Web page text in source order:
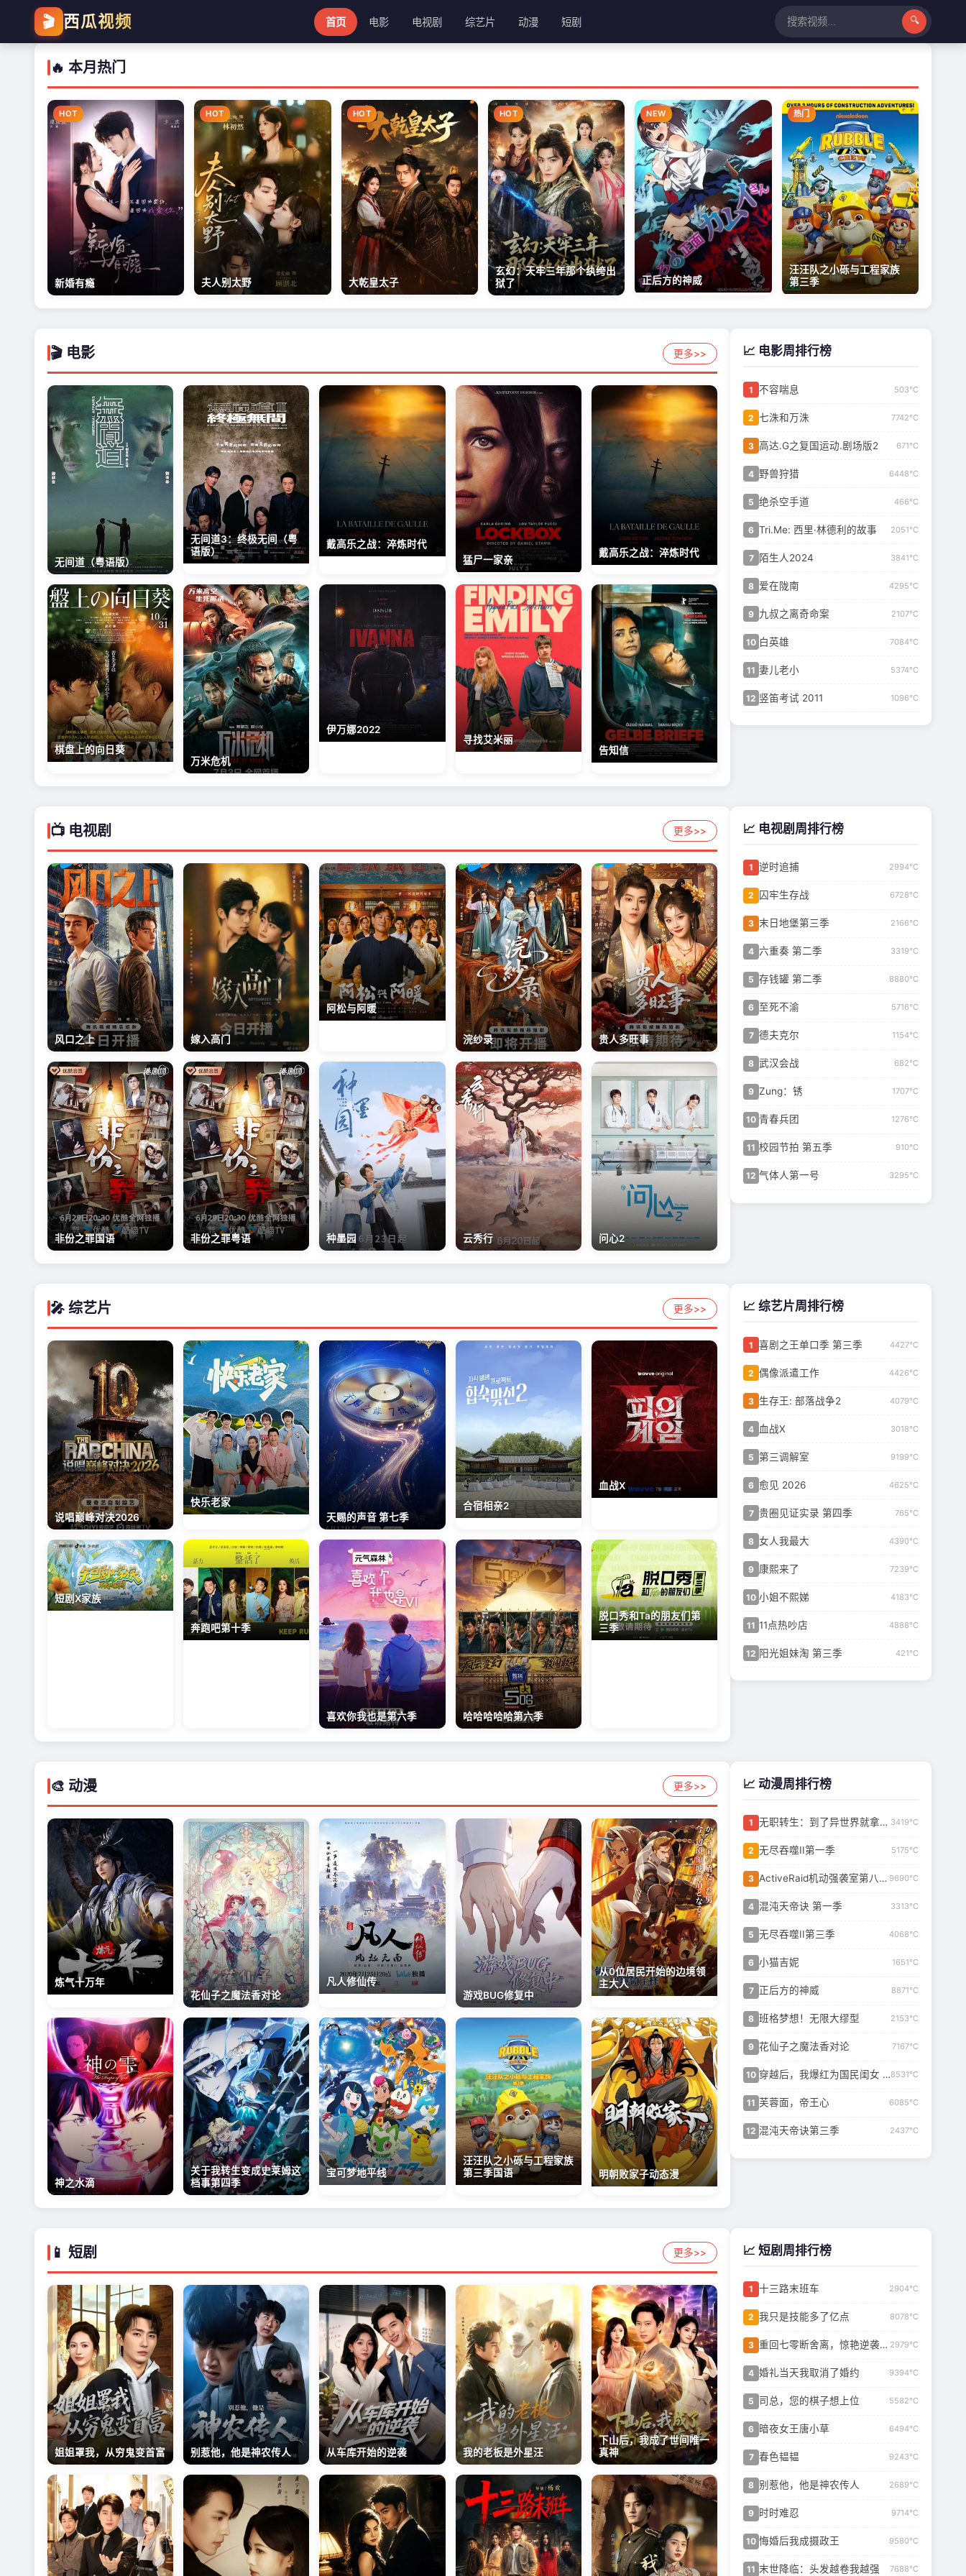
🎬 西瓜视频 首页 电影 电视剧 综艺片 动漫 短剧
🔥 本月热门
HOT
新婚有瘾
HOT
夫人别太野
HOT
大乾皇太子
HOT
玄幻：天牢三年那个纨绔出
狱了
NEW
正后方的神威
热门
汪汪队之小砾与工程家族
第三季
🎬 电影 更多>>
无间道（粤语版）
无间道3：终极无间（粤
语版）
戴高乐之战：淬炼时代
猛尸一家亲
戴高乐之战：淬炼时代
棋盘上的向日葵
万米危机
伊万娜2022
寻找艾米丽
告知信
📈 电影周排行榜
1 不容喘息 503℃
2 七洙和万洙 7742℃
3 高达.G之复国运动.剧场版2 671℃
4 野兽狩猎 6448℃
5 绝杀空手道 466℃
6 Tri.Me: 西里·林德利的故事 2051℃
7 陌生人2024 3841℃
8 爱在陇南 4295℃
9 九叔之离奇命案 2107℃
10 白英雄 7084℃
11 妻儿老小 5374℃
12 竖笛考试 2011 1096℃
📺 电视剧 更多>>
风口之上 嫁入高门
阿松与阿暖
浣纱录 贵人多旺事
非份之罪国语 非份之罪粤语 种墨园 云秀行 问心2
📈 电视剧周排行榜
1 逆时追捕 2994℃
2 囚牢生存战 6728℃
3 末日地堡第三季 2166℃
4 六重奏 第二季 3319℃
5 存钱罐 第二季 8880℃
6 至死不渝 5716℃
7 德夫克尔 1154℃
8 武汉会战 682℃
9 Zung：锈 1707℃
10 青春兵团 1276℃
11 校园节拍 第五季 910℃
12 气体人第一号 3295℃
🎤 综艺片 更多>>
说唱巅峰对决2026
快乐老家
天赐的声音 第七季
合宿相亲2
血战X
短剧X家族
奔跑吧第十季
喜欢你我也是第六季 哈哈哈哈哈第六季
脱口秀和Ta的朋友们第
三季
📈 综艺片周排行榜
1 喜剧之王单口季 第三季 4427℃
2 偶像派遣工作 4426℃
3 生存王: 部落战争2 4079℃
4 血战X 3018℃
5 第三调解室 9199℃
6 愈见 2026 4625℃
7 贵圈见证实录 第四季 765℃
8 女人我最大 4390℃
9 康熙来了 7239℃
10 小姐不熙娣 4183℃
11 11点热吵店 4888℃
12 阳光姐妹淘 第三季 421℃
🎨 动漫 更多>>
炼气十万年
花仙子之魔法香对论
凡人修仙传
游戏BUG修复中
从0位居民开始的边境领
主大人
神之水滴
关于我转生变成史莱姆这
档事第四季
宝可梦地平线
汪汪队之小砾与工程家族
第三季国语
明朝败家子动态漫
📈 动漫周排行榜
1 无职转生：到了异世界就拿出真本事 第三季 3419℃
2 无尽吞噬II第一季 5175℃
3 ActiveRaid机动强袭室第八组第二季 9690℃
4 混沌天帝诀 第一季 3313℃
5 无尽吞噬II第三季 4068℃
6 小猫吉妮 1651℃
7 正后方的神威 8871℃
8 班格梦想！无限大缪型 2153℃
9 花仙子之魔法香对论 7167℃
10 穿越后，我爆红为国民闺女 第二季8531℃
11 芙蓉面，帝王心 6085℃
12 混沌天帝诀第三季 2437℃
📱 短剧 更多>>
姐姐罩我，从穷鬼变首富 别惹他，他是神农传人 从车库开始的逆袭 我的老板是外星汪
下山后，我成了世间唯一
真神
📈 短剧周排行榜
1 十三路末班车 2904℃
2 我只是技能多了亿点 8078℃
3 重回七零断舍离，惊艳逆袭当首富 2979℃
4 婚礼当天我取消了婚约 9394℃
5 司总，您的棋子想上位 5582℃
6 暗夜女王唐小草 6494℃
7 春色韫韫 9243℃
8 别惹他，他是神农传人 2689℃
9 时时难忍 9714℃
10 悔婚后我成摄政王 9580℃
11 末世降临：头发越卷我越强 7688℃
高清 免费观看 VIP资源